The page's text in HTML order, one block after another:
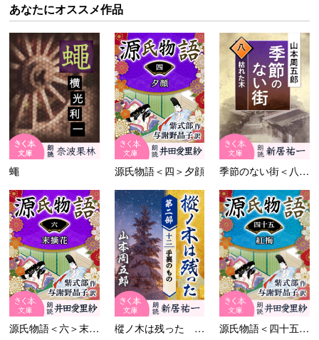
あなたにオススメ作品
蠅 源氏物語＜四＞夕顔 季節のない街＜八＞枯れた木
源氏物語＜六＞末摘花 樅ノ木は残った 第二部 ＜十... 源氏物語＜四十五＞紅梅